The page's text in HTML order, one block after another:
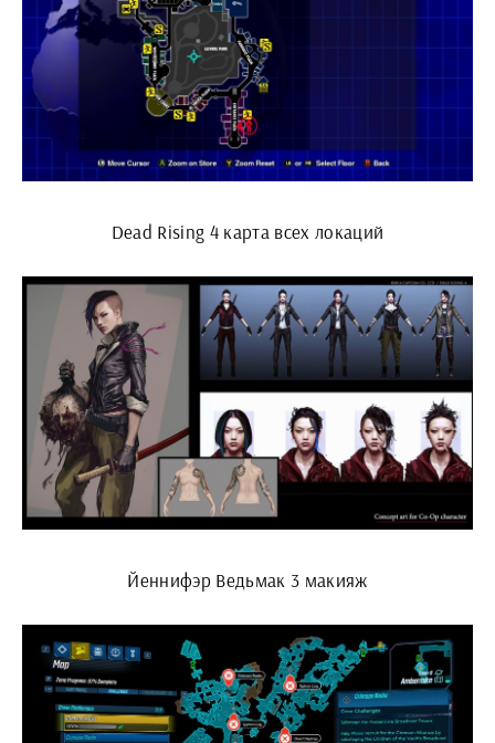
Dead Rising 4 карта всех локаций
Йеннифэр Ведьмак 3 макияж